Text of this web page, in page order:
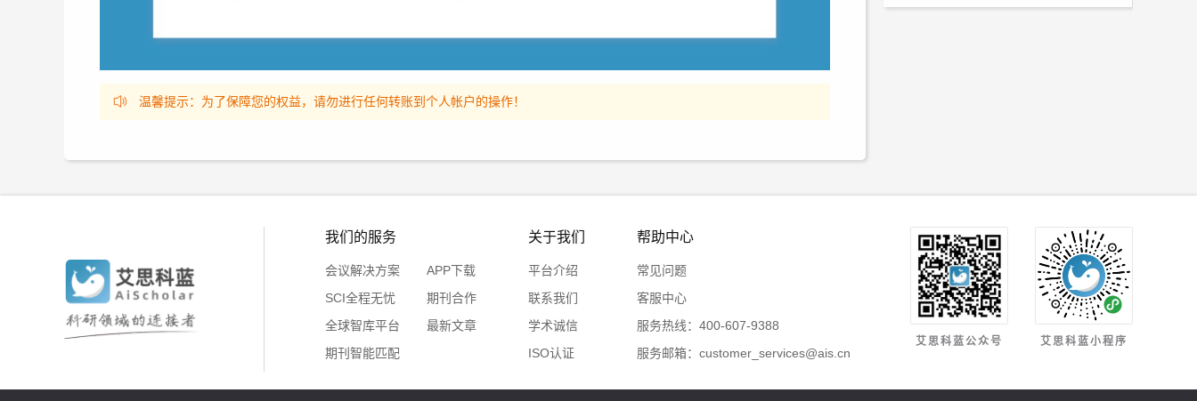
温馨提示：为了保障您的权益，请勿进行任何转账到个人帐户的操作！
DeCarbon
我们的服务
会议解决方案
SCI全程无忧
全球智库平台
期刊智能匹配
APP下载
期刊合作
最新文章
关于我们
平台介绍
联系我们
学术诚信
ISO认证
帮助中心
常见问题
客服中心
服务热线：400-607-9388
服务邮箱：customer_services@ais.cn
艾思科蓝公众号 艾思科蓝小程序